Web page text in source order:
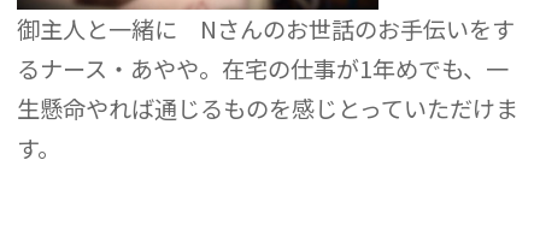
御主人と一緒に Nさんのお世話のお手伝いをす
るナース・あやや。在宅の仕事が1年めでも、一
生懸命やれば通じるものを感じとっていただけま
す。